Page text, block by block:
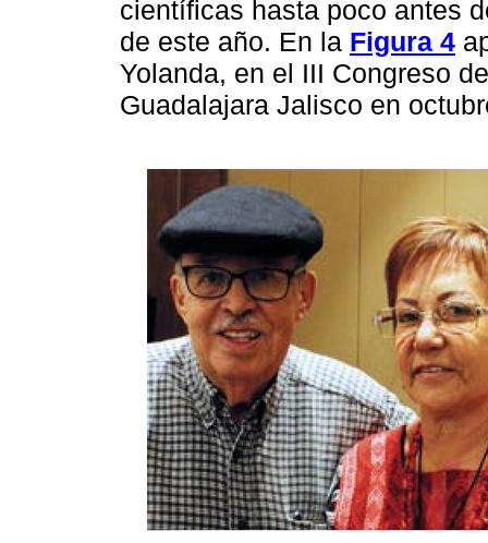
científicas hasta poco antes
de este año. En la Figura 4
Yolanda, en el III Congreso
Guadalajara Jalisco en